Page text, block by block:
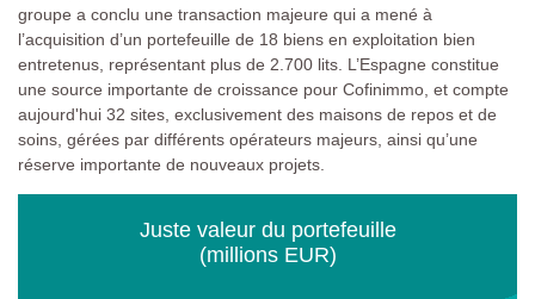
groupe a conclu une transaction majeure qui a mené à
l’acquisition d’un portefeuille de 18 biens en exploitation bien
entretenus, représentant plus de 2.700 lits. L’Espagne constitue
une source importante de croissance pour Cofinimmo, et compte
aujourd'hui 32 sites, exclusivement des maisons de repos et de
soins, gérées par différents opérateurs majeurs, ainsi qu’une
réserve importante de nouveaux projets.
Juste valeur du portefeuille
(millions EUR)